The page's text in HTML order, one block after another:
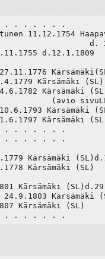
. . . . . . .
11.12.1754
d.12.1.1809
Kärsämäki
Kärsämäki
Kärsämäki
Kärsämäki
. . . . . . .
. . . . . . .
Kärsämäki
Kärsämäki (SL)
Kärsämäki
24.9.1803 Kärsämäki
Kärsämäki (SL)
. . . . . . .